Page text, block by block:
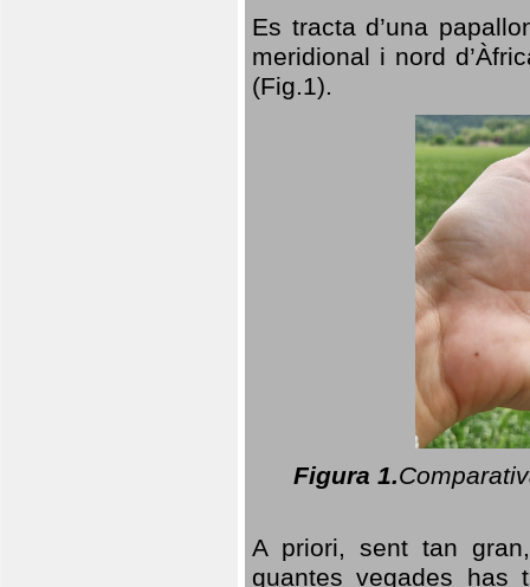
Es tracta d’una
meridional i nord
(Fig.1).
Figura 1.
A priori, sent tan
quantes vegades has